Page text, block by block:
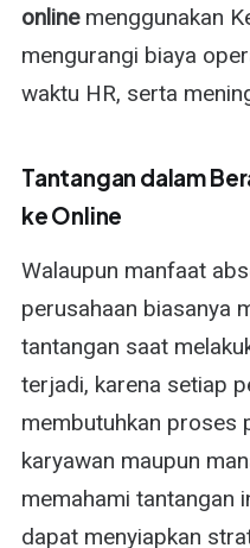
onlinemenggunakan
mengurangi biaya
waktu HR, serta
Tantangan dalam
ke Online
Walaupun manfaat
perusahaan biasanya
tantangan saat
terjadi, karena setiap
membutuhkan proses
karyawan maupun
memahami tantangan
dapat menyiapkan